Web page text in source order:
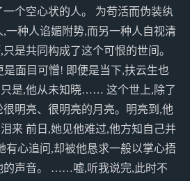
个空心状的人。 为苟活而伪装纨
一种人谄媚附势,而另一种人自视清
是共同构成了这个可恨的世间。
面目可憎! 即便是当下,扶云生也
是,他从未知晓…… 这个世上,除了
明亮、很明亮的月亮。明亮到,他
来 前日,她见他难过,他方知自己并
有心追问,却被他恳求一般以掌心捂
的声音。 ……嘘,听我说完,此时不